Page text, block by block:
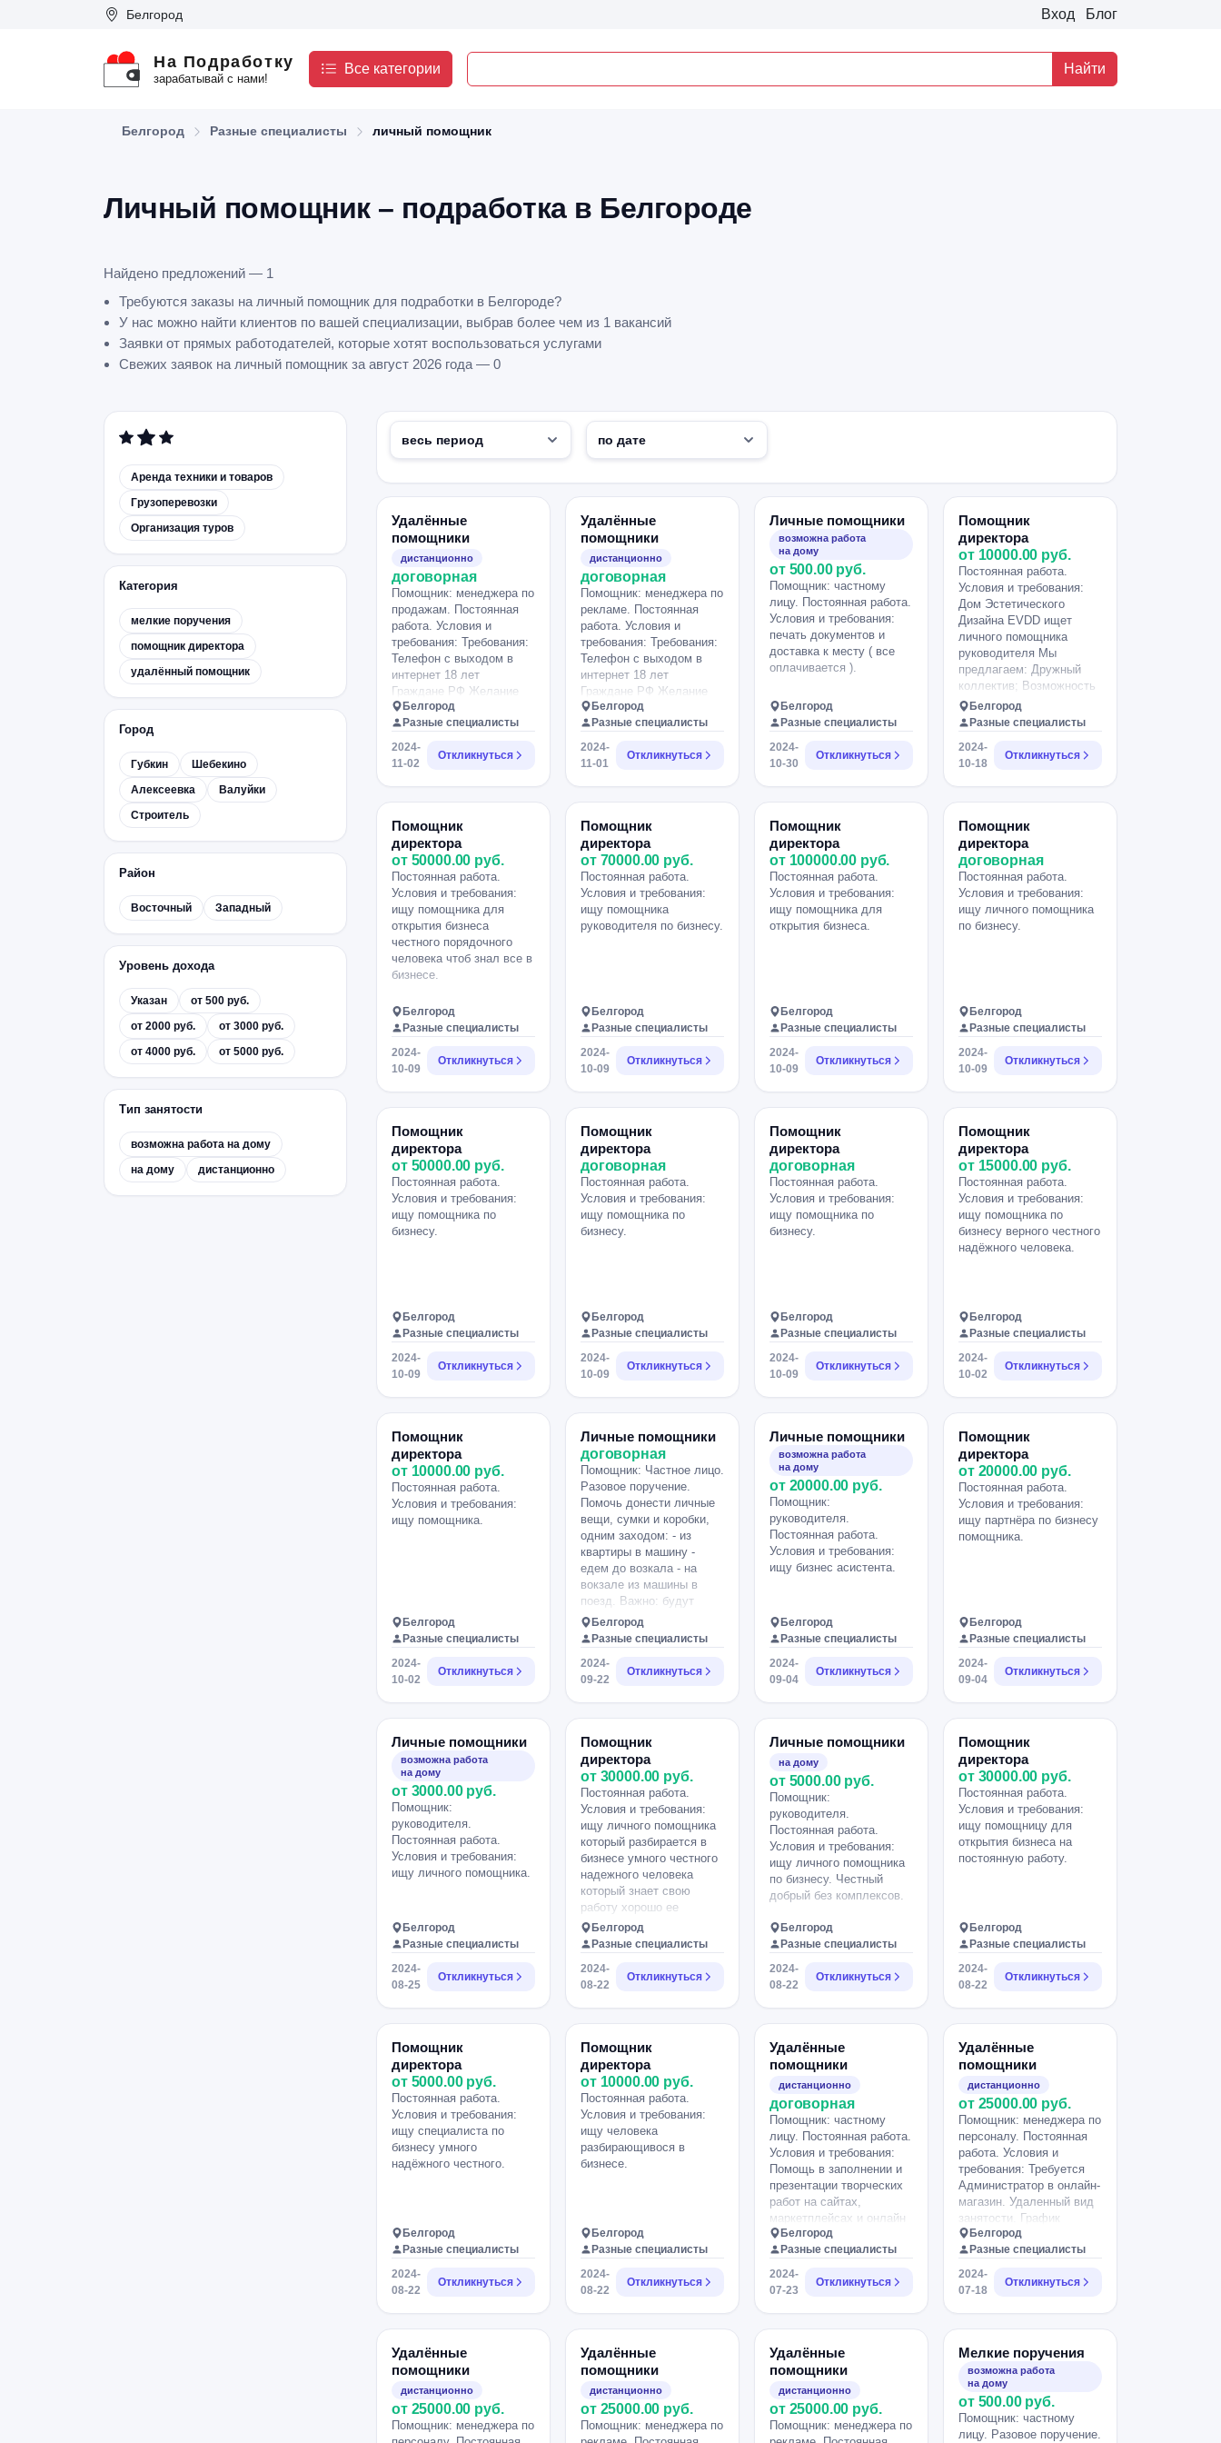
Белгород Вход Блог
На Подработку
зарабатывай с нами!
Все категории Найти
Белгород Разные специалисты личный помощник
Личный помощник – подработка в Белгороде
Найдено предложений — 1
Требуются заказы на личный помощник для подработки в Белгороде?
У нас можно найти клиентов по вашей специализации, выбрав более чем из 1 вакансий
Заявки от прямых работодателей, которые хотят воспользоваться услугами
Свежих заявок на личный помощник за август 2026 года — 0
Аренда техники и товаров
Грузоперевозки
Организация туров
Категория
мелкие поручения
помощник директора
удалённый помощник
Город
Губкин
Шебекино
Алексеевка
Валуйки
Строитель
Район
Восточный Западный
Уровень дохода
Указан
от 500 руб.
от 2000 руб.
от 3000 руб.
от 4000 руб.
от 5000 руб.
Тип занятости
возможна работа на дому
на дому
дистанционно
Удалённые
помощники
дистанционно
договорная
Помощник: менеджера по
продажам. Постоянная
работа. Условия и
требования: Требования:
Телефон с выходом в
интернет 18 лет
Граждане РФ Желание
обучаться и развиваться
Условия: бонусы за
активную работу
Карьерный рост Стаж
Стабильные выплаты
Полностью свободный,
удаленный график.
Обязанности:
Рекламировать продукты
банка Приглашать людей
на вакансии.
Белгород
Разные специалисты
2024-
11-02
Откликнуться
Удалённые
помощники
дистанционно
договорная
Помощник: менеджера по
рекламе. Постоянная
работа. Условия и
требования: Требования:
Телефон с выходом в
интернет 18 лет
Граждане РФ Желание
обучаться и развиваться
Условия: бонусы за
активную работу
Карьерный рост Стаж
Стабильные выплаты
Полностью свободный,
удаленный график.
Белгород
Разные специалисты
2024-
11-01
Откликнуться
Личные помощники
возможна работа
на дому
от 500.00 руб.
Помощник: частному
лицу. Постоянная работа.
Условия и требования:
печать документов и
доставка к месту ( все
оплачивается ).
Белгород
Разные специалисты
2024-
10-30
Откликнуться
Помощник
директора
от 10000.00 руб.
Постоянная работа.
Условия и требования:
Дом Эстетического
Дизайна EVDD ищет
личного помощника
руководителя Мы
предлагаем: Дружный
коллектив; Возможность
карьерного роста;
Стабильную заработную
плату; Задачи: •Ведение
профиля группы во
ВКонтакте, канал в
Телеграмме
•Составление плана
Гугл-таблицами •Личные
поручения руководителя
•Поиск сотрудничества
•Создание ссылок на
встречи зум, Гугл мит
Условия работы: •Оклад,
выплаты 2 раза в месяц;
Белгород
Разные специалисты
2024-
10-18
Откликнуться
Помощник
директора
от 50000.00 руб.
Постоянная работа.
Условия и требования:
ищу помощника для
открытия бизнеса
честного порядочного
человека чтоб знал все в
бизнесе.
Белгород
Разные специалисты
2024-
10-09
Откликнуться
Помощник
директора
от 70000.00 руб.
Постоянная работа.
Условия и требования:
ищу помощника
руководителя по бизнесу.
Белгород
Разные специалисты
2024-
10-09
Откликнуться
Помощник
директора
от 100000.00 руб.
Постоянная работа.
Условия и требования:
ищу помощника для
открытия бизнеса.
Белгород
Разные специалисты
2024-
10-09
Откликнуться
Помощник
директора
договорная
Постоянная работа.
Условия и требования:
ищу личного помощника
по бизнесу.
Белгород
Разные специалисты
2024-
10-09
Откликнуться
Помощник
директора
от 50000.00 руб.
Постоянная работа.
Условия и требования:
ищу помощника по
бизнесу.
Белгород
Разные специалисты
2024-
10-09
Откликнуться
Помощник
директора
договорная
Постоянная работа.
Условия и требования:
ищу помощника по
бизнесу.
Белгород
Разные специалисты
2024-
10-09
Откликнуться
Помощник
директора
договорная
Постоянная работа.
Условия и требования:
ищу помощника по
бизнесу.
Белгород
Разные специалисты
2024-
10-09
Откликнуться
Помощник
директора
от 15000.00 руб.
Постоянная работа.
Условия и требования:
ищу помощника по
бизнесу верного честного
надёжного человека.
Белгород
Разные специалисты
2024-
10-02
Откликнуться
Помощник
директора
от 10000.00 руб.
Постоянная работа.
Условия и требования:
ищу помощника.
Белгород
Разные специалисты
2024-
10-02
Откликнуться
Личные помощники
договорная
Помощник: Частное лицо.
Разовое поручение.
Помочь донести личные
вещи, сумки и коробки,
одним заходом: - из
квартиры в машину -
едем до возкала - на
вокзале из машины в
поезд. Важно: будут
транспортировать
пожилого неходячего
родственника на скорой
(отдельная бригада
людей), нужно будет
подстраиваться под них,
то есть пока
в поезд, мы будем
находиться рядом. Если
у Вас есть личный
транспорт - мы готовы
доплатить, если поедем
на вокзал на вашем авто
(родственник поедет на
спецтранспорте, мы
следом).
Белгород
Разные специалисты
2024-
09-22
Откликнуться
Личные помощники
возможна работа
на дому
от 20000.00 руб.
Помощник:
руководителя.
Постоянная работа.
Условия и требования:
ищу бизнес асистента.
Белгород
Разные специалисты
2024-
09-04
Откликнуться
Помощник
директора
от 20000.00 руб.
Постоянная работа.
Условия и требования:
ищу партнёра по бизнесу
помощника.
Белгород
Разные специалисты
2024-
09-04
Откликнуться
Личные помощники
возможна работа
на дому
от 3000.00 руб.
Помощник:
руководителя.
Постоянная работа.
Условия и требования:
ищу личного помощника.
Белгород
Разные специалисты
2024-
08-25
Откликнуться
Помощник
директора
от 30000.00 руб.
Постоянная работа.
Условия и требования:
ищу личного помощника
который разбирается в
бизнесе умного честного
надежного человека
который знает свою
работу хорошо ее
выполняет и без обмана.
Белгород
Разные специалисты
2024-
08-22
Откликнуться
Личные помощники
на дому
от 5000.00 руб.
Помощник:
руководителя.
Постоянная работа.
Условия и требования:
ищу личного помощника
по бизнесу. Честный
добрый без комплексов.
Белгород
Разные специалисты
2024-
08-22
Откликнуться
Помощник
директора
от 30000.00 руб.
Постоянная работа.
Условия и требования:
ищу помощницу для
открытия бизнеса на
постоянную работу.
Белгород
Разные специалисты
2024-
08-22
Откликнуться
Помощник
директора
от 5000.00 руб.
Постоянная работа.
Условия и требования:
ищу специалиста по
бизнесу умного
надёжного честного.
Белгород
Разные специалисты
2024-
08-22
Откликнуться
Помощник
директора
от 10000.00 руб.
Постоянная работа.
Условия и требования:
ищу человека
разбирающивося в
бизнесе.
Белгород
Разные специалисты
2024-
08-22
Откликнуться
Удалённые
помощники
дистанционно
договорная
Помощник: частному
лицу. Постоянная работа.
Условия и требования:
Помощь в заполнении и
презентации творческих
работ на сайтах,
маркетплейсах и онлайн
галереях. Грамотная
правописание, знание
английского языка,
работа с различными
иметь понимание по
данной работе.
Белгород
Разные специалисты
2024-
07-23
Откликнуться
Удалённые
помощники
дистанционно
от 25000.00 руб.
Помощник: менеджера по
персоналу. Постоянная
работа. Условия и
требования: Требуется
Администратор в онлайн-
магазин. Удаленный вид
занятости. График
работы 5 часов в день.
Зп от 20000 руб/мес.
Стажировка. Обучение
навыкам работы в сети.
WhatsApр [Телефон
скрыт].
Белгород
Разные специалисты
2024-
07-18
Откликнуться
Удалённые
помощники
дистанционно
от 25000.00 руб.
Помощник: менеджера по
Удалённые
помощники
дистанционно
от 25000.00 руб.
Помощник: менеджера по
Удалённые
помощники
дистанционно
от 25000.00 руб.
Помощник: менеджера по
Мелкие поручения
возможна работа
на дому
от 500.00 руб.
Помощник: частному
лицу. Разовое поручение.